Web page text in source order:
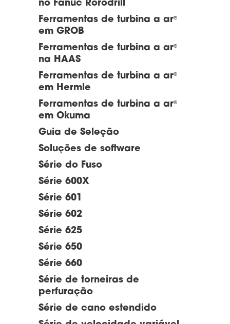
no Fanuc Rorodrill
Ferramentas de turbina a ar®
em GROB
Ferramentas de turbina a ar®
na HAAS
Ferramentas de turbina a ar®
em Hermle
Ferramentas de turbina a ar®
em Okuma
Guia de Seleção
Soluções de software
Série do Fuso
Série 600X
Série 601
Série 602
Série 625
Série 650
Série 660
Série de torneiras de
perfuração
Série de cano estendido